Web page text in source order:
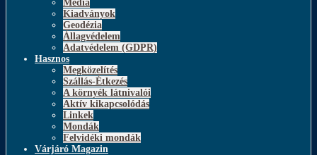
Média
Kiadványok
Geodézia
Állagvédelem
Adatvédelem (GDPR)
Hasznos
Megközelítés
Szállás-Étkezés
A környék látnivalói
Aktív kikapcsolódás
Linkek
Mondák
Felvidéki mondák
Várjáró Magazin